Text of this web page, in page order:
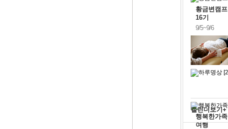
황금변캠프
16기
9/5~9/6
행복한가족
여행
캘린더보기+